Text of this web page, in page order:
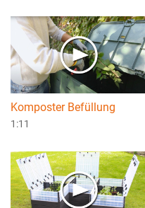
Komposter Befüllung
1:11